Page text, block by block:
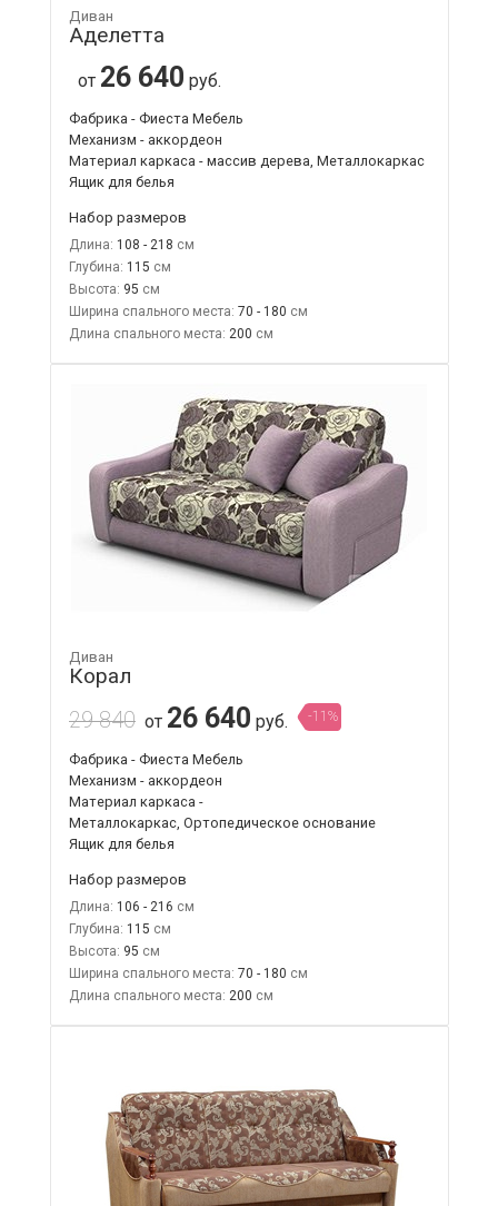
Диван
Аделетта
от 26 640 руб.
Фабрика - Фиеста Мебель
Механизм - аккордеон
Материал каркаса - массив дерева, Металлокаркас
Ящик для белья
Набор размеров
Длина: 108 - 218
Глубина: 115
Высота: 95
Ширина спального места: 70 - 180
Длина спального места: 200
Диван
Корал
29 840 от 26 640 руб. -11%
Фабрика - Фиеста Мебель
Механизм - аккордеон
Материал каркаса -
Металлокаркас, Ортопедическое основание
Ящик для белья
Набор размеров
Длина: 106 - 216
Глубина: 115
Высота: 95
Ширина спального места: 70 - 180
Длина спального места: 200